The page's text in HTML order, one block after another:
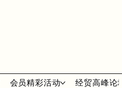
会员精彩活动 经贸高峰论